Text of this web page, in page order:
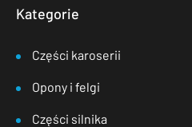
Kategorie
Części karoserii
Opony i felgi
Części silnika